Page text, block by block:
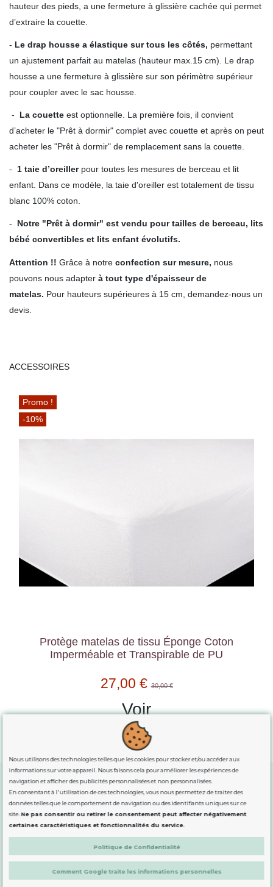
hauteur des pieds, a une fermeture à glissière cachée qui permet
d’extraire la couette.
- Le drap housse a élastique sur tous les côtés, permettant
un ajustement parfait au matelas (hauteur max.15 cm). Le drap
housse a une fermeture à glissière sur son périmètre supérieur
pour coupler avec le sac housse.
- La couette est optionnelle. La première fois, il convient
d’acheter le "Prêt à dormir" complet avec couette et après on peut
acheter les "Prêt à dormir" de remplacement sans la couette.
- 1 taie d’oreiller pour toutes les mesures de berceau et lit
enfant. Dans ce modèle, la taie d'oreiller est totalement de tissu
blanc 100% coton.
- Notre "Prêt à dormir" est vendu pour tailles de berceau, lits
bébé convertibles et lits enfant évolutifs.
Attention !! Grâce à notre confection sur mesure, nous
pouvons nous adapter à tout type d'épaisseur de
matelas. Pour hauteurs supérieures à 15 cm, demandez-nous un
devis.
ACCESSOIRES
Promo !
-10%
Protège matelas de tissu Éponge Coton
Imperméable et Transpirable de PU
27,00 €30,00 €
Voir
GUIDE DES TAILLES
INFORMATION
DÉMARQUÉS
Nous utilisons des technologies telles que les cookies pour stocker et/ou accéder aux
informations sur votre appareil. Nous faisons cela pour améliorer les expériences de
navigation et afficher des publicités personnalisées et non personnalisées.
En consentant à l'utilisation de ces technologies, vous nous permettez de traiter des
données telles que le comportement de navigation ou des identifiants uniques sur ce
site.Ne pas consentir ou retirer le consentement peut affecter négativement
certaines caractéristiques et fonctionnalités du service.
Politique de Confidentialité
Comment Google traite les informations personnelles